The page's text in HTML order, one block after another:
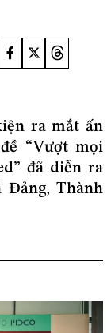
ra mắt ấn
“Vượt mọi
đã diễn ra
Đảng, Thành